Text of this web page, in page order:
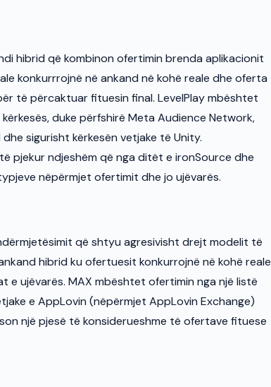
hibrid që kombinon ofertimin brenda aplikacionit
konkurrrojnë në ankand në kohë reale dhe oferta
të përcaktuar fituesin final. LevelPlay mbështet
duke përfshirë Meta Audience Network,
sigurisht kërkesën vetjake të Unity.
pjekur ndjeshëm që nga ditët e ironSource dhe
nëpërmjet ofertimit dhe jo ujëvarës.
që shtyu agresivisht drejt modelit të
hibrid ku ofertuesit konkurrojnë në kohë reale
ujëvarës. MAX mbështet ofertimin nga një listë
e AppLovin (nëpërmjet AppLovin Exchange)
një pjesë të konsiderueshme të ofertave fituese